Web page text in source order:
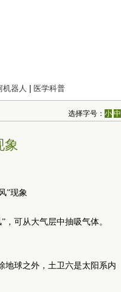
机器人 医学科普
选择字号：小 中
象
可从大气层中抽吸气体。
地球之外，土卫六是太阳系内